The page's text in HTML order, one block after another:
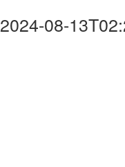
2024-08-